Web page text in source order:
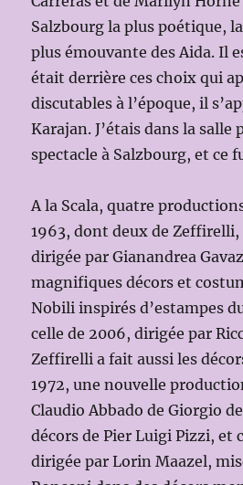
Salzbourg la plus poétique,
plus émouvante des Aida. Il
était derrière ces choix qui
discutables à l’époque, il
Karajan. J’étais dans la
spectacle à Salzbourg, et ce
A la Scala, quatre
1963, dont deux de Zeffirelli,
dirigée par Gianandrea
magnifiques décors et
Nobili inspirés d’estampes
celle de 2006, dirigée par
Zeffirelli a fait aussi les
1972, une nouvelle
Claudio Abbado de Giorgio
décors de Pier Luigi Pizzi, et
dirigée par Lorin Maazel,